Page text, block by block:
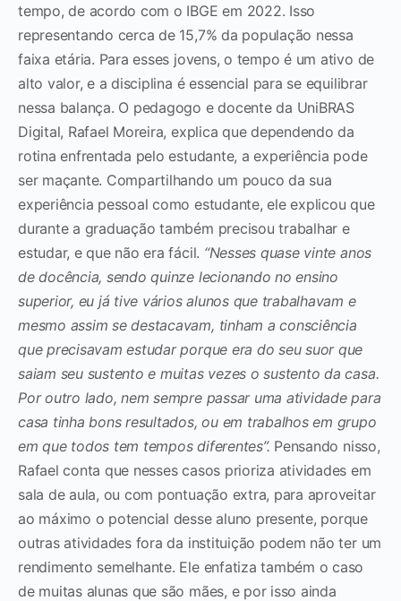
tempo, de acordo com o IBGE em 2022. Isso
representando cerca de 15,7% da população nessa
faixa etária. Para esses jovens, o tempo é um ativo de
alto valor, e a disciplina é essencial para se equilibrar
nessa balança. O pedagogo e docente da UniBRAS
Digital, Rafael Moreira, explica que dependendo da
rotina enfrentada pelo estudante, a experiência pode
ser maçante. Compartilhando um pouco da sua
experiência pessoal como estudante, ele explicou que
durante a graduação também precisou trabalhar e
estudar, e que não era fácil. “Nesses quase vinte anos
de docência, sendo quinze lecionando no ensino
superior, eu já tive vários alunos que trabalhavam e
mesmo assim se destacavam, tinham a consciência
que precisavam estudar porque era do seu suor que
saiam seu sustento e muitas vezes o sustento da casa.
Por outro lado, nem sempre passar uma atividade para
casa tinha bons resultados, ou em trabalhos em grupo
em que todos tem tempos diferentes”. Pensando nisso,
Rafael conta que nesses casos prioriza atividades em
sala de aula, ou com pontuação extra, para aproveitar
ao máximo o potencial desse aluno presente, porque
outras atividades fora da instituição podem não ter um
rendimento semelhante. Ele enfatiza também o caso
de muitas alunas que são mães, e por isso ainda